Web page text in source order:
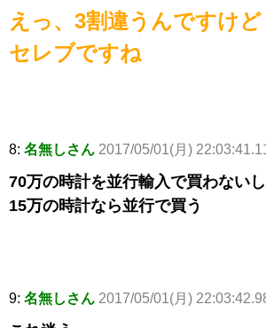
えっ、3割違うんですけど
セレブですね
8: 名無しさん 2017/05/01(月)
70万の時計を並行輸入で買わないし
15万の時計なら並行で買う
9: 名無しさん 2017/05/01(月)